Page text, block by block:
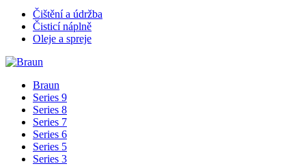
Čištění a údržba
Čisticí náplně
Oleje a spreje
Braun
Series 9
Series 8
Series 7
Series 6
Series 5
Series 3